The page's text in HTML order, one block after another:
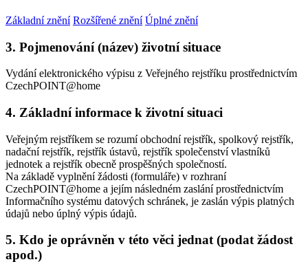
Základní znění Rozšířené znění Úplné znění
3. Pojmenování (název) životní situace
Vydání elektronického výpisu z Veřejného rejstříku prostřednictvím
CzechPOINT@home
4. Základní informace k životní situaci
Veřejným rejstříkem se rozumí obchodní rejstřík, spolkový rejstřík,
nadační rejstřík, rejstřík ústavů, rejstřík společenství vlastníků
jednotek a rejstřík obecně prospěšných společností.
Na základě vyplnění žádosti (formuláře) v rozhraní
CzechPOINT@home a jejím následném zaslání prostřednictvím
Informačního systému datových schránek, je zaslán výpis platných
údajů nebo úplný výpis údajů.
5. Kdo je oprávněn v této věci jednat (podat žádost
apod.)